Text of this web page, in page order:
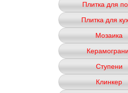
Плитка для
Плитка для
Мозаика
Ступени
Клинкер